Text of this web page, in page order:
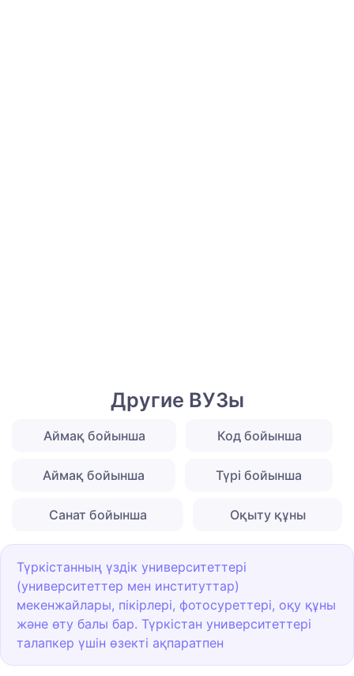
Другие ВУЗы
Аймақ бойынша Код бойынша
Аймақ бойынша Түрі бойынша
Санат бойынша Оқыту құны
Түркістанның үздік университеттері
(университеттер мен институттар)
мекенжайлары, пікірлері, фотосуреттері, оқу құны
және өту балы бар. Түркістан университеттері
талапкер үшін өзекті ақпаратпен